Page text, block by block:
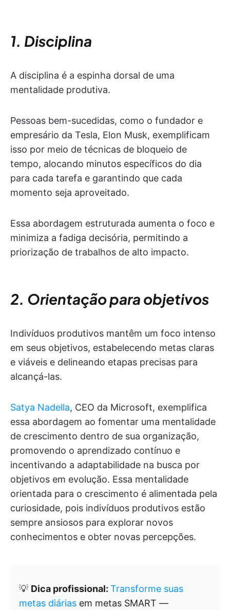
1. Disciplina
A disciplina é a espinha dorsal de uma
mentalidade produtiva.
Pessoas bem-sucedidas, como o fundador e
empresário da Tesla, Elon Musk, exemplificam
isso por meio de técnicas de bloqueio de
tempo, alocando minutos específicos do dia
para cada tarefa e garantindo que cada
momento seja aproveitado.
Essa abordagem estruturada aumenta o foco e
minimiza a fadiga decisória, permitindo a
priorização de trabalhos de alto impacto.
2. Orientação para objetivos
Indivíduos produtivos mantêm um foco intenso
em seus objetivos, estabelecendo metas claras
e viáveis e delineando etapas precisas para
alcançá-las.
Satya Nadella, CEO da Microsoft, exemplifica
essa abordagem ao fomentar uma mentalidade
de crescimento dentro de sua organização,
promovendo o aprendizado contínuo e
incentivando a adaptabilidade na busca por
objetivos em evolução. Essa mentalidade
orientada para o crescimento é alimentada pela
curiosidade, pois indivíduos produtivos estão
sempre ansiosos para explorar novos
conhecimentos e obter novas percepções.
💡 Dica profissional: Transforme suas
metas diárias em metas SMART —